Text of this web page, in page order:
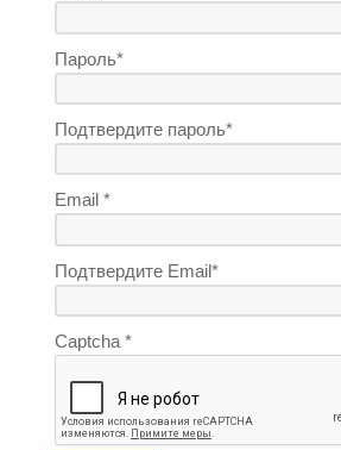
Пароль*
Подтвердите пароль*
Email *
Подтвердите Email*
Captcha *